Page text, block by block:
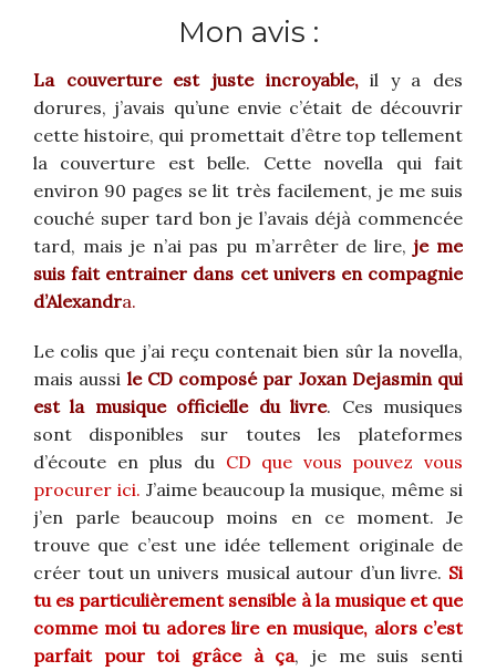
Mon avis :
La couverture est juste incroyable,il y a des
dorures, j’avais qu’une envie c’était de découvrir
cette histoire, qui promettait d’être top tellement
la couverture est belle. Cette novella qui fait
environ 90 pages se lit très facilement, je me suis
couché super tard bon je l’avais déjà commencée
tard, mais je n’ai pas pu m’arrêter de lire, je me
suis fait entrainer dans cet univers en compagnie
d’Alexandra.
Le colis que j’ai reçu contenait bien sûr la novella,
mais aussi le CD composé par Joxan Dejasmin qui
est la musique officielle du livre. Ces musiques
sont disponibles sur toutes les plateformes
d’écoute en plus du CD que vous pouvez vous
procurer ici. J’aime beaucoup la musique, même si
j’en parle beaucoup moins en ce moment. Je
trouve que c’est une idée tellement originale de
créer tout un univers musical autour d’un livre. Si
tu es particulièrement sensible à la musique et que
comme moi tu adores lire en musique, alors c’est
parfait pour toi grâce à ça, je me suis senti